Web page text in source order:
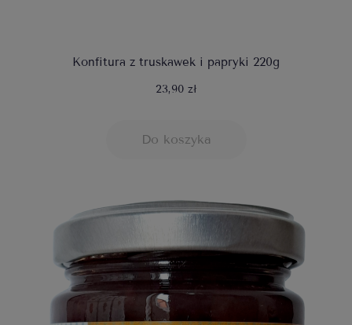
Konfitura z truskawek i papryki 220g
23,90 zł
Do koszyka